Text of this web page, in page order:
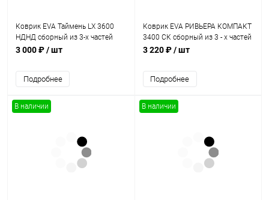
Коврик EVA Таймень LX 3600
НДНД сборный из 3-х частей
3 000 ₽/ шт
Подробнее
Коврик EVA РИВЬЕРА КОМПАКТ
3400 СК сборный из 3 - х частей
3 220 ₽/ шт
Подробнее
В наличии В наличии